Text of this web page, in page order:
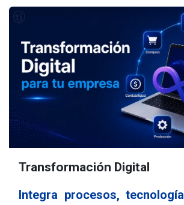
Transformación Digital
Integra procesos, tecnología